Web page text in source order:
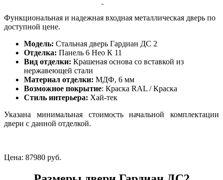
Функциональная и надежная входная металлическая дверь по
доступной цене.
Модель: Стальная дверь Гардиан ДС 2
Отделка: Панель 6 Нео К 11
Вид отделки: Крашеная основа со вставкой из
нержавеющей стали
Материал отделки: МДФ, 6 мм
Возможное покрытие: Краска RAL / Краска
Стиль интерьера: Хай-тек
Указана минимальная стоимость начальной комплектации
двери с данной отделкой.
Цена: 87980 руб.